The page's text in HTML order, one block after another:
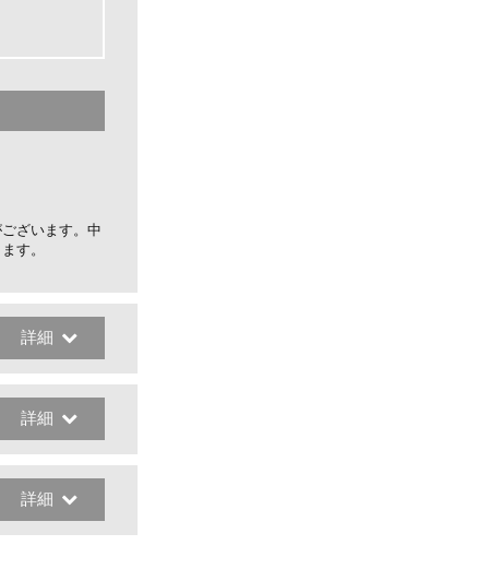
ざいます。中
す。
詳細
詳細
詳細